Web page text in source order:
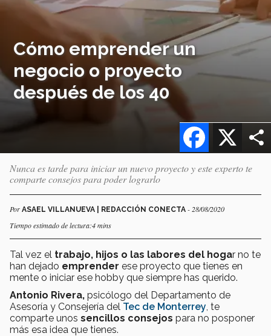
Cómo emprender un
negocio o proyecto
después de los 40
X
Facebook
Nunca es tarde para iniciar un nuevo proyecto y este experto te
comparte consejos para poder lograrlo
Por ASAEL VILLANUEVA | REDACCIÓN CONECTA - 28/08/2020
Tiempo estimado de lectura:4 mins
Tal vez el trabajo, hijos o las labores del hogar no te
han dejado emprender ese proyecto que tienes en
mente o iniciar ese hobby que siempre has querido.
Antonio Rivera, psicólogo del Departamento de
Asesoría y Consejería del Tec de Monterrey , te
comparte unos sencillos consejos para no posponer
más esa idea que tienes.